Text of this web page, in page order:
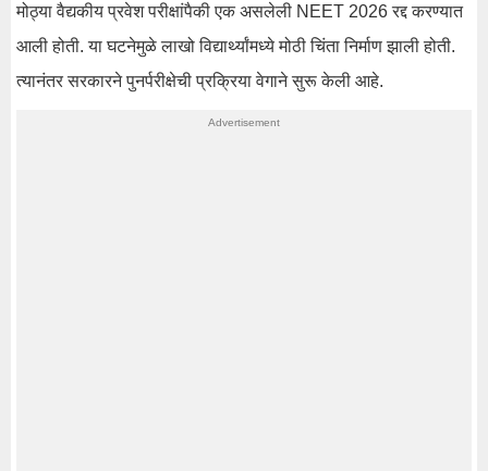
मोठ्या वैद्यकीय प्रवेश परीक्षांपैकी एक असलेली NEET 2026 रद्द करण्यात
आली होती. या घटनेमुळे लाखो विद्यार्थ्यांमध्ये मोठी चिंता निर्माण झाली होती.
त्यानंतर सरकारने पुनर्परीक्षेची प्रक्रिया वेगाने सुरू केली आहे.